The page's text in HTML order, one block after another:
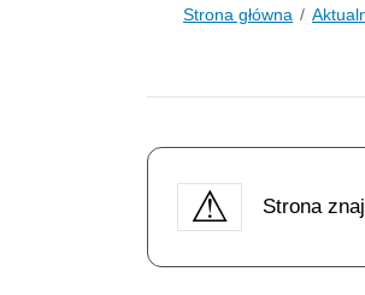
Strona główna
Strona